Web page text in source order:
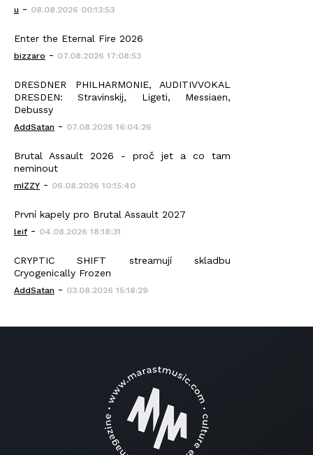
u - 08.08.2026 00:13:53
Enter the Eternal Fire 2026
bizzaro - 07.08.2026 17:08:53
DRESDNER PHILHARMONIE, AUDITIVVOKAL
DRESDEN: Stravinskij, Ligeti, Messiaen,
Debussy
AddSatan - 07.08.2026 16:04:26
Brutal Assault 2026 - proč jet a co tam
neminout
mIZZY - 06.08.2026 10:15:40
První kapely pro Brutal Assault 2027
leif - 04.08.2026 18:18:31
CRYPTIC SHIFT streamují skladbu
Cryogenically Frozen
AddSatan - 03.08.2026 15:18:29